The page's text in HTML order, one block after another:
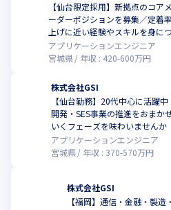
【仙台限定採用】新拠点のコア
ーダーポジションを募集／定着
上げに近い経験やスキルを身に
アプリケーションエンジニア
宮城県
年収 : 420-600万円
株式会社GSI
【仙台勤務】20代中心に活躍
開発・SES事業の推進をおま
いくフェーズを味わいませんか
アプリケーションエンジニア
宮城県
年収 : 370-570万円
株式会社GSI
【福岡】通信・金融・製